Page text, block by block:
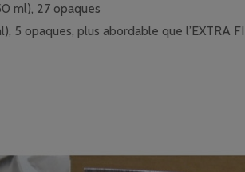
ml), 27 opaques
5 opaques, plus abordable que l’EXTRA